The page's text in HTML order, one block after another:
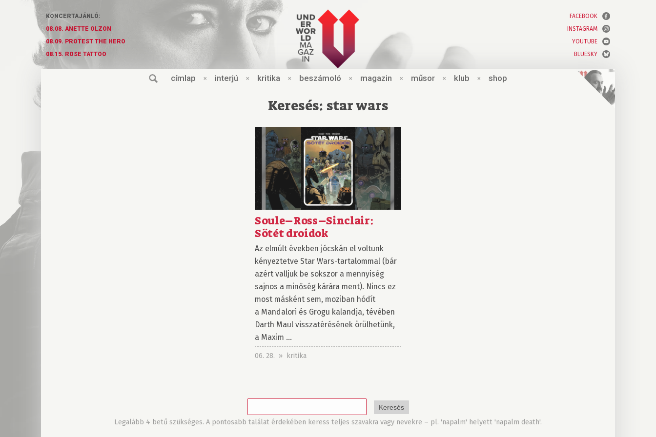
KONCERTAJÁNLÓ:
08.08. ANETTE OLZON
08.09. PROTEST THE HERO
08.15. ROSE TATTOO
FACEBOOK
INSTAGRAM
YOUTUBE
BLUESKY
címlap × interjú × kritika × beszámoló × magazin × műsor × klub × shop
Keresés: star wars
Soule–Ross–Sinclair:
Sötét droidok
Az elmúlt években jócskán el voltunk
kényeztetve Star Wars-tartalommal (bár
azért valljuk be sokszor a mennyiség
sajnos a minőség kárára ment). Nincs ez
most másként sem, moziban hódít
a Mandalori és Grogu kalandja, tévében
Darth Maul visszatérésének örülhetünk,
a Maxim ...
06. 28. » kritika
Legalább 4 betű szükséges. A pontosabb találat érdekében keress teljes szavakra vagy nevekre – pl. 'napalm' helyett 'napalm death'.